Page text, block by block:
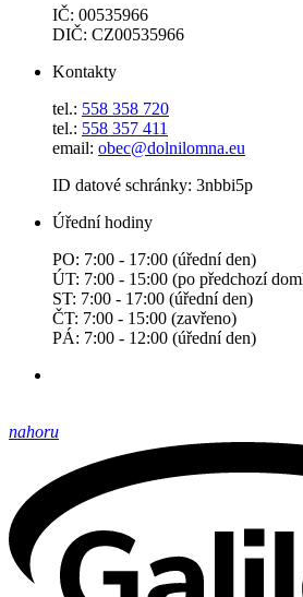
IČ: 00535966
DIČ: CZ00535966
Kontakty
tel.: 558 358 720
tel.: 558 357 411
email: obec@dolnilomna.eu
ID datové schránky: 3nbbi5p
Úřední hodiny
PO: 7:00 - 17:00 (úřední den)
ÚT: 7:00 - 15:00 (po předchozí
ST: 7:00 - 17:00 (úřední den)
ČT: 7:00 - 15:00 (zavřeno)
PÁ: 7:00 - 12:00 (úřední den)
nahoru